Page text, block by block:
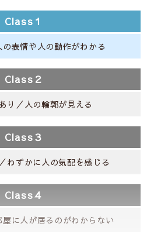
Class１
表情や人の動作がわかる
Class２
り／人の輪郭が見える
Class３
わずかに人の気配を感じる
Class４
に人が居るのがわからない